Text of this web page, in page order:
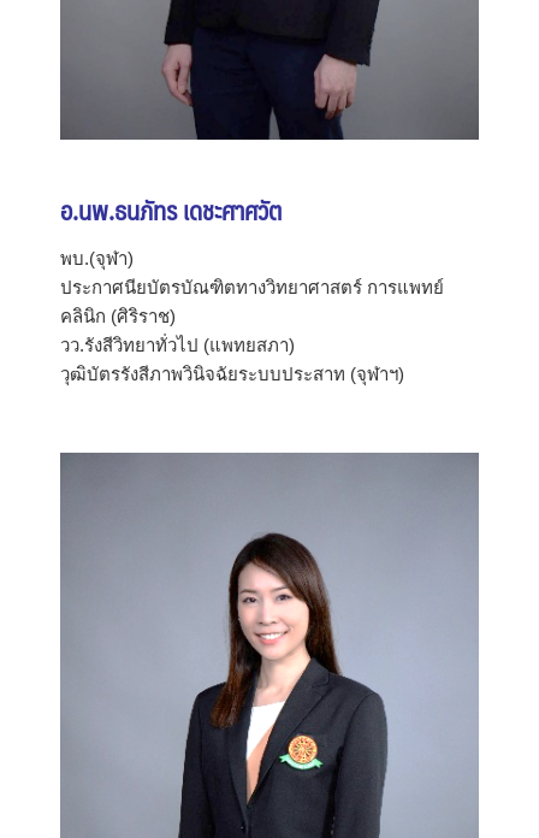
อ.นพ.ธนภัทร เดชะศาศวัต
พบ.(จุฬา)
ประกาศนียบัตรบัณฑิตทางวิทยาศาสตร์ การแพทย์
คลินิก (ศิริราช)
วว.รังสีวิทยาทั่วไป (แพทยสภา)
วุฒิบัตรรังสีภาพวินิจฉัยระบบประสาท (จุฬาฯ)